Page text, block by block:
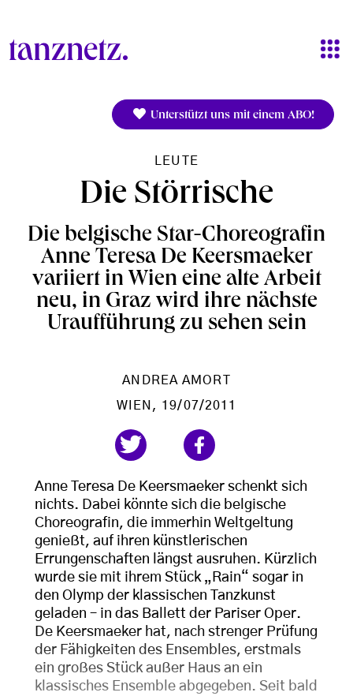
Unterstützt uns mit einem ABO!
LEUTE
Die Störrische
Die belgische Star-Choreografin
Anne Teresa De Keersmaeker
variiert in Wien eine alte Arbeit
neu, in Graz wird ihre nächste
Uraufführung zu sehen sein
ANDREA AMORT
WIEN , 19/07/2011
Anne Teresa De Keersmaeker schenkt sich
nichts. Dabei könnte sich die belgische
Choreografin, die immerhin Weltgeltung
genießt, auf ihren künstlerischen
Errungenschaften längst ausruhen. Kürzlich
wurde sie mit ihrem Stück „Rain“ sogar in
den Olymp der klassischen Tanzkunst
geladen – in das Ballett der Pariser Oper.
De Keersmaeker hat, nach strenger Prüfung
der Fähigkeiten des Ensembles, erstmals
ein großes Stück außer Haus an ein
klassisches Ensemble abgegeben. Seit bald